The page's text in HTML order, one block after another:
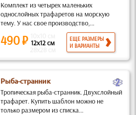
Комплект из четырех маленьких
однослойных трафаретов на морскую
тему. У нас свое производство,...
490 ₽ 12x12 см
ЕЩЕ РАЗМЕРЫ
И ВАРИАНТЫ
Рыба-странник b
Тропическая рыба-странник. Двухслойный
трафарет. Купить шаблон можно не
только размером из списка...